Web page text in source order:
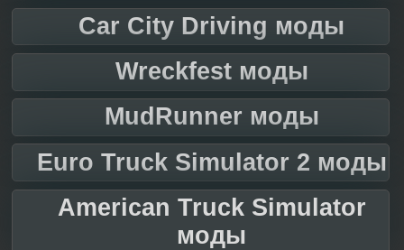
Car City Driving моды
Wreckfest моды
MudRunner моды
Euro Truck Simulator 2 моды
American Truck Simulator
моды